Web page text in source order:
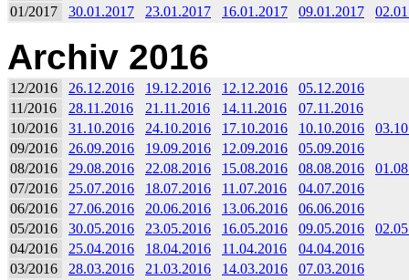
01/2017
30.01.2017 23.01.2017 16.01.2017 09.01.2017
Archiv 2016
12/2016 26.12.2016 19.12.2016 12.12.2016
05.12.2016
11/2016
28.11.2016 21.11.2016 14.11.2016
07.11.2016
10/2016
31.10.2016 24.10.2016 17.10.2016 10.10.2016
09/2016
26.09.2016 19.09.2016 12.09.2016
05.09.2016
08/2016
29.08.2016 22.08.2016 15.08.2016 08.08.2016
07/2016
25.07.2016 18.07.2016 11.07.2016
04.07.2016
06/2016
27.06.2016 20.06.2016 13.06.2016
06.06.2016
05/2016
30.05.2016 23.05.2016 16.05.2016 09.05.2016
04/2016
25.04.2016 18.04.2016 11.04.2016
04.04.2016
03/2016
28.03.2016 21.03.2016 14.03.2016
07.03.2016